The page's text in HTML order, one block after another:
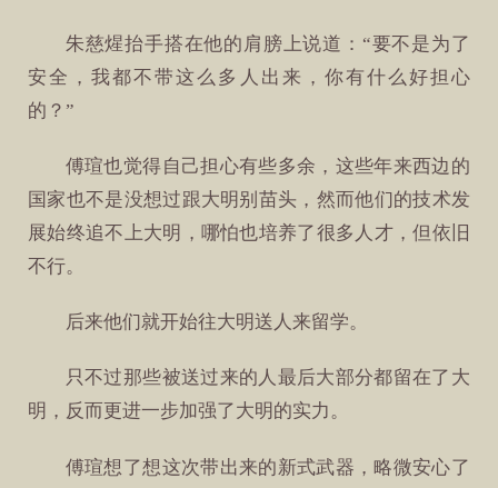
朱慈煋抬手搭在他的肩膀上说道：“要不是为了
安全，我都不带这么多人出来，你有什么好担心
的？”
傅瑄也觉得自己担心有些多余，这些年来西边的
国家也不是没想过跟大明别苗头，然而他们的技术发
展始终追不上大明，哪怕也培养了很多人才，但依旧
不行。
后来他们就开始往大明送人来留学。
只不过那些被送过来的人最后大部分都留在了大
明，反而更进一步加强了大明的实力。
傅瑄想了想这次带出来的新式武器，略微安心了